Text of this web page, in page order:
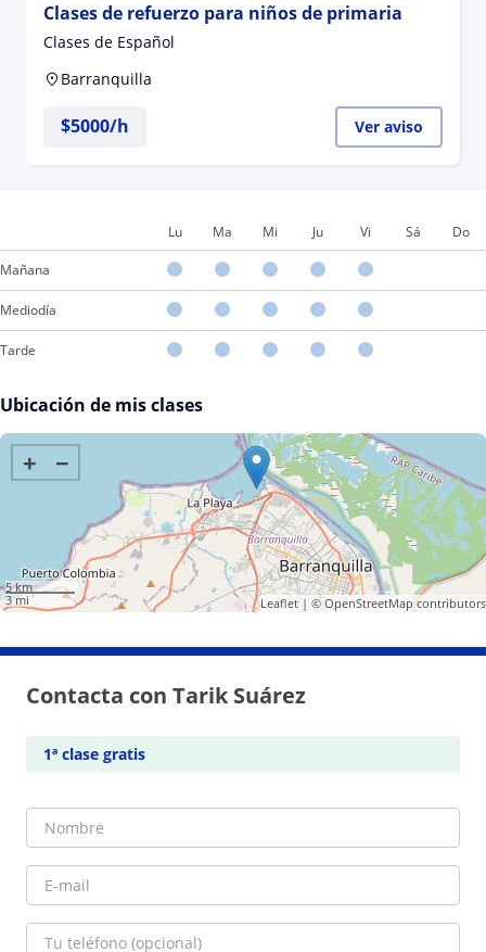
Clases de refuerzo para niños de primaria
Clases de Español
Barranquilla
$5000/h Ver aviso
Lu Ma Mi Ju Vi Sá Do
Mañana
Mediodía
Tarde
Ubicación de mis clases
+ −
5 km
3 mi
Leaflet| © OpenStreetMap contributors
Contacta con Tarik Suárez
1ª clase gratis